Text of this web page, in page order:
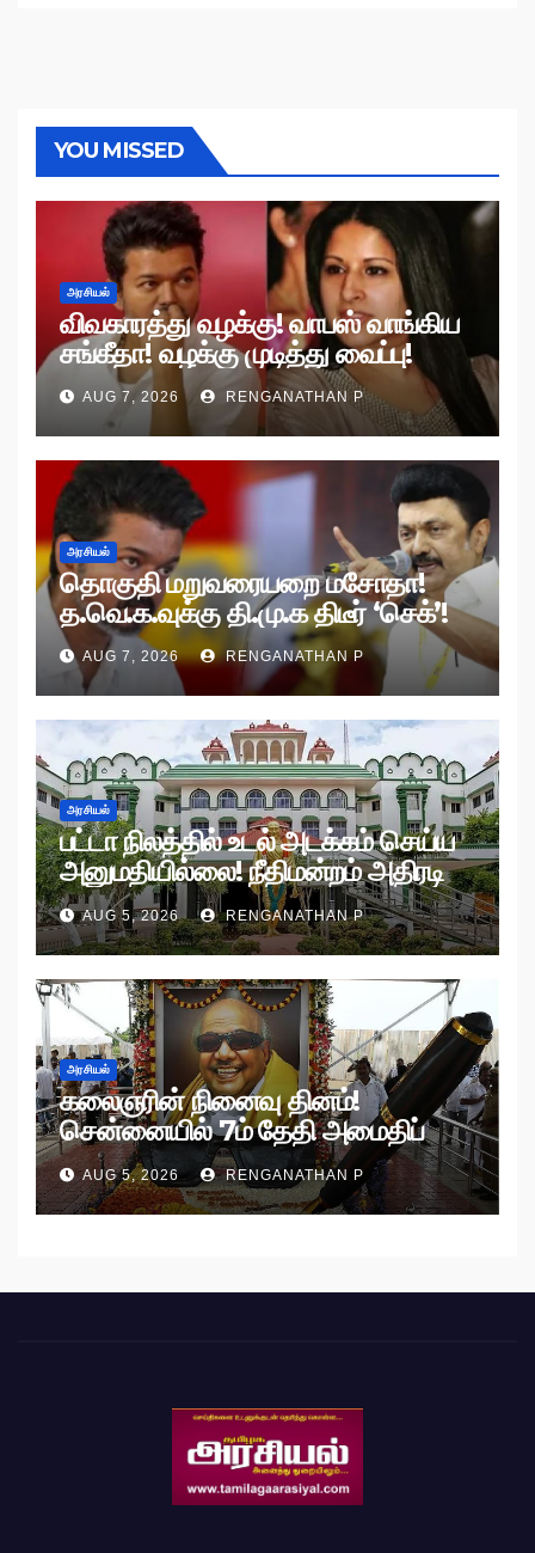
YOU MISSED
அரசியல்
விவகாரத்து வழக்கு! வாபஸ் வாங்கிய
சங்கீதா! வழக்கு முடித்து வைப்பு!
AUG 7, 2026 RENGANATHAN P
அரசியல்
தொகுதி மறுவரையறை மசோதா!
த.வெ.க.வுக்கு தி.மு.க திடீர் ‘செக்’!
AUG 7, 2026 RENGANATHAN P
அரசியல்
பட்டா நிலத்தில் உடல் அடக்கம் செய்ய
அனுமதியில்லை! நீதிமன்றம் அதிரடி
உத்தரவு!
AUG 5, 2026 RENGANATHAN P
அரசியல்
கலைஞரின் நினைவு தினம்!
சென்னையில் 7ம் தேதி அமைதிப்
பேரணி!
AUG 5, 2026 RENGANATHAN P